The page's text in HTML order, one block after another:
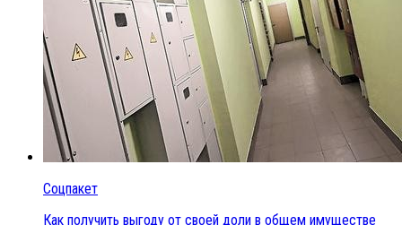
Соцпакет
Как получить выгоду от своей доли в общем имуществе